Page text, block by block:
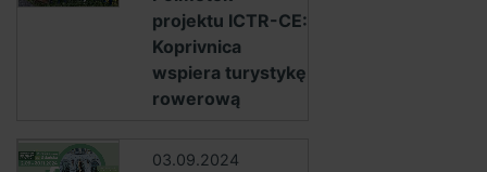
projektu ICTR-CE:
Koprivnica
wspiera turystykę
rowerową
03.09.2024